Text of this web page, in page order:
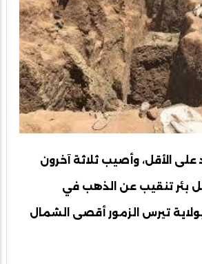
الأقل، وأصيب ثلاثة آخرون
بئر تنقيب عن الذهب في
تيرس الزمور أقصى الشمال